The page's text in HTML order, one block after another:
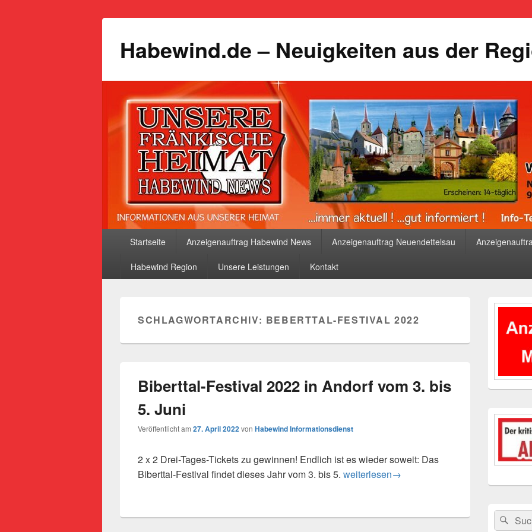
Habewind.de – Neuigkeiten aus der
Startseite Anzeigenauftrag Habewind News Anzeigenauftrag Neuendettelsau
Habewind Region Unsere Leistungen Kontakt
SCHLAGWORTARCHIV: BEBERTTAL-FESTIVAL 2022
Biberttal-Festival 2022 in Andorf vom 3. bis
5. Juni
Veröffentlicht am 27. April 2022von Habewind Informationsdienst
2 x 2 Drei-Tages-Tickets zu gewinnen! Endlich ist es wieder soweit: Das
Biberttal-Festival findet dieses Jahr vom 3. bis 5. Biberttal-Festival 2022 in Andorf vom 3. bis 5.
weiterlesen→
Primärer
Suchen
nach: